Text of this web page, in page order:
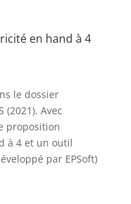
en hand à 4
le dossier
(2021). Avec
proposition
à 4 et un outil
par EPSoft)